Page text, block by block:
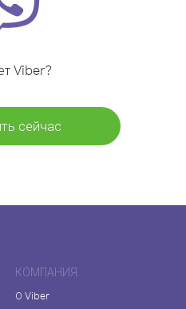
Viber?
сейчас
КОМПАНИЯ
О Viber